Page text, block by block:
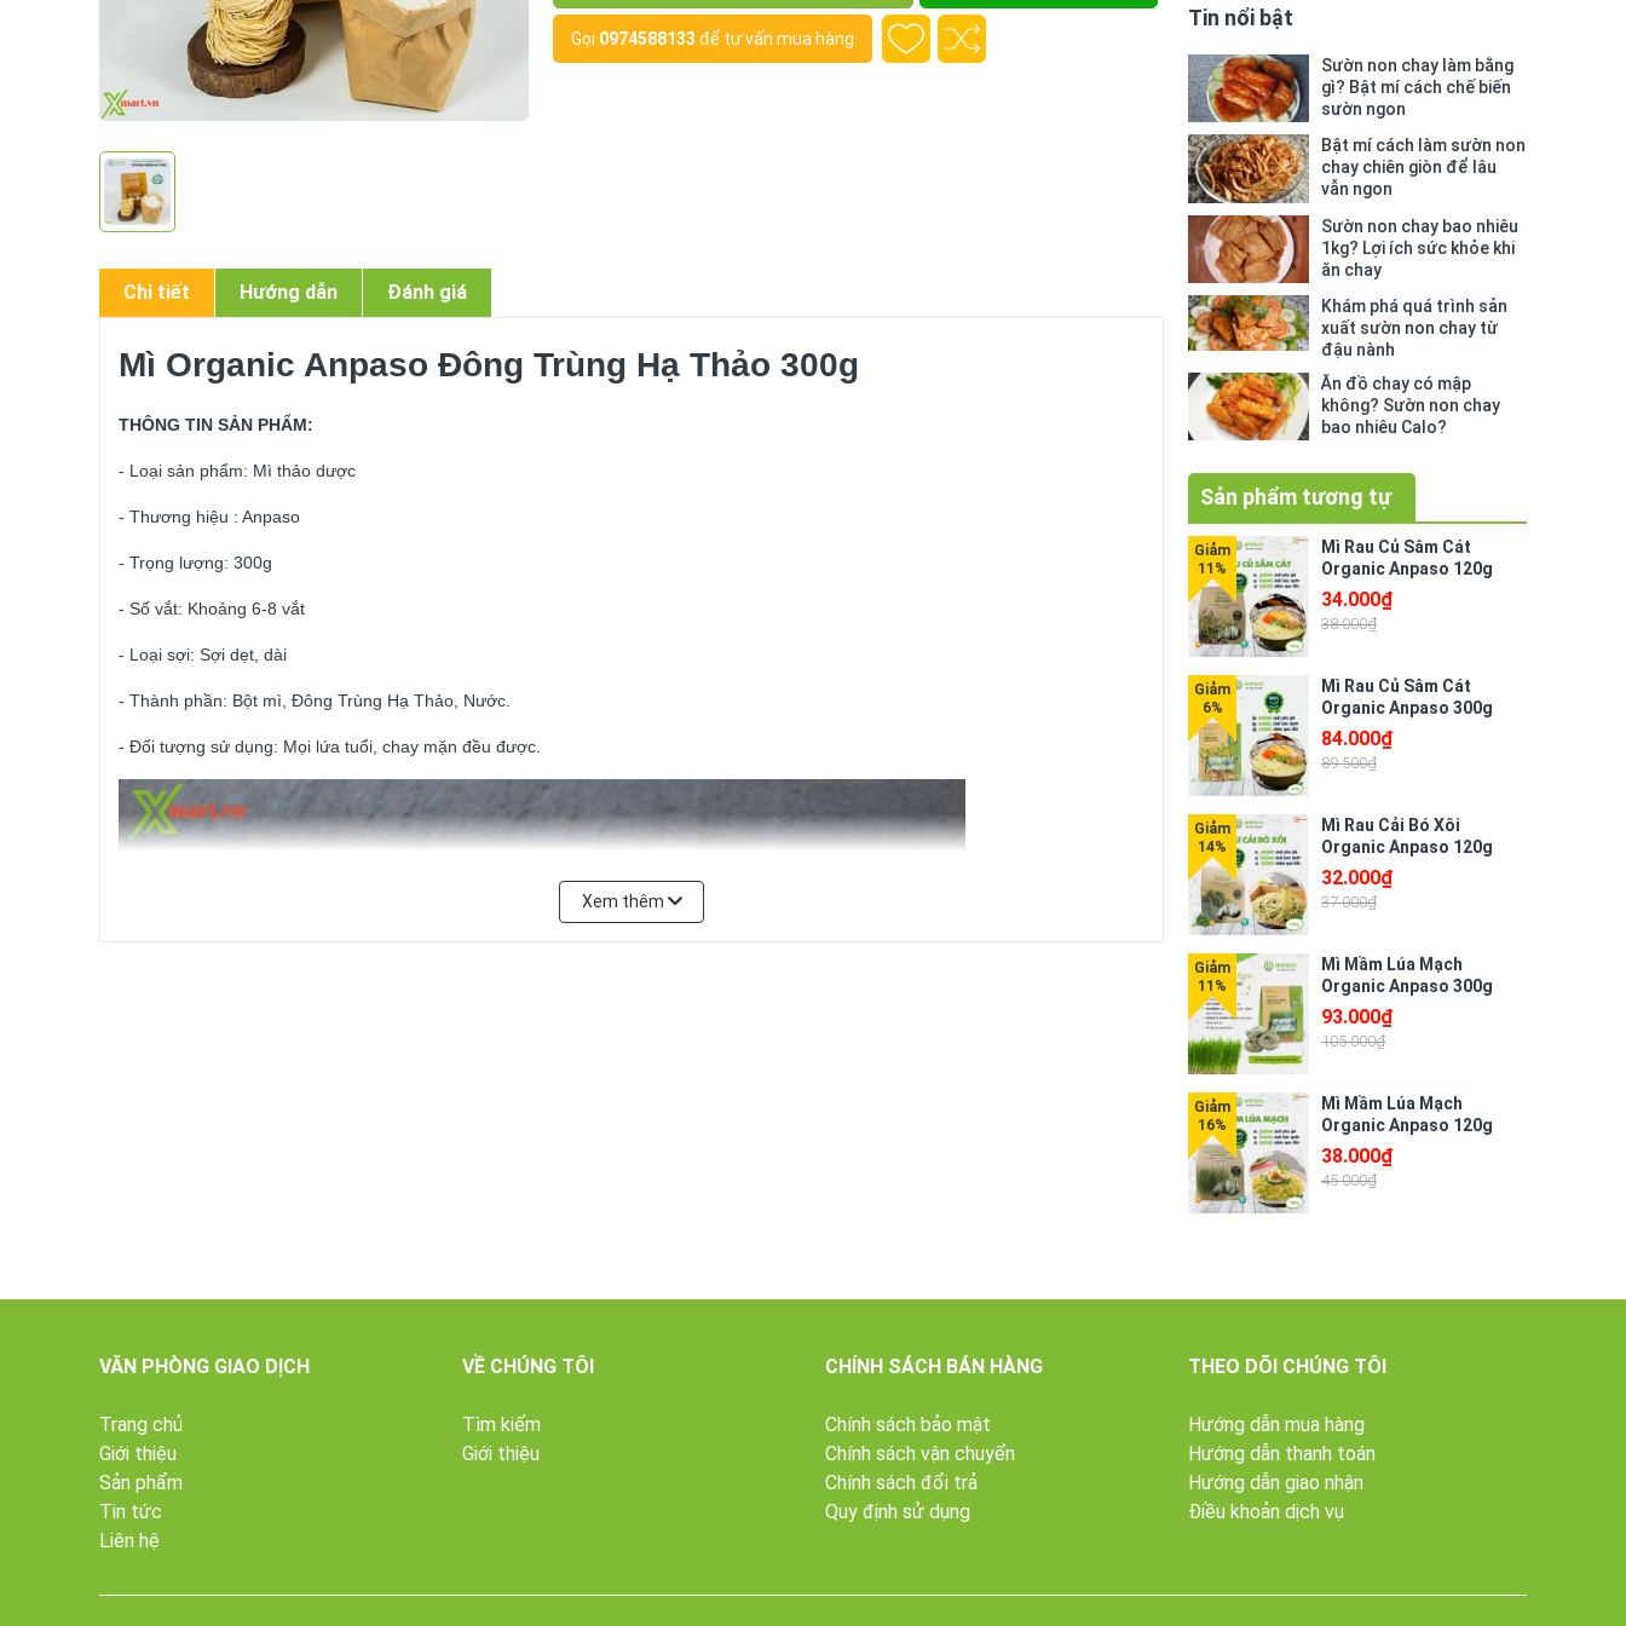
Gọi 0974588133 để tư vấn mua hàng
Chi tiết Hướng dẫn Đánh giá
Mì Organic Anpaso Đông Trùng Hạ Thảo 300g
THÔNG TIN SẢN PHẨM:
- Loại sản phẩm: Mì thảo dược
- Thương hiệu : Anpaso
- Trọng lượng: 300g
- Số vắt: Khoảng 6-8 vắt
- Loại sợi: Sợi dẹt, dài
- Thành phần: Bột mì, Đông Trùng Hạ Thảo, Nước.
- Đối tượng sử dụng: Mọi lứa tuổi, chay mặn đều được.
Xem thêm
Tin nổi bật
Sườn non chay làm bằng
gì? Bật mí cách chế biến
sườn ngon
Bật mí cách làm sườn non
chay chiên giòn để lâu
vẫn ngon
Sườn non chay bao nhiêu
1kg? Lợi ích sức khỏe khi
ăn chay
Khám phá quá trình sản
xuất sườn non chay từ
đậu nành
Ăn đồ chay có mập
không? Sườn non chay
bao nhiêu Calo?
Sản phẩm tương tự
Mì Rau Củ Sâm Cát
Organic Anpaso 120g
34.000₫
38.000₫
Mì Rau Củ Sâm Cát
Organic Anpaso 300g
84.000₫
89.500₫
Mì Rau Cải Bó Xôi
Organic Anpaso 120g
32.000₫
37.000₫
Mì Mầm Lúa Mạch
Organic Anpaso 300g
93.000₫
105.000₫
Mì Mầm Lúa Mạch
Organic Anpaso 120g
38.000₫
45.000₫
VĂN PHÒNG GIAO DỊCH
Trang chủ
Giới thiệu
Sản phẩm
Tin tức
Liên hệ
VỀ CHÚNG TÔI
Tìm kiếm
Giới thiệu
CHÍNH SÁCH BÁN HÀNG
Chính sách bảo mật
Chính sách vận chuyển
Chính sách đổi trả
Quy định sử dụng
THEO DÕI CHÚNG TÔI
Hướng dẫn mua hàng
Hướng dẫn thanh toán
Hướng dẫn giao nhận
Điều khoản dịch vụ